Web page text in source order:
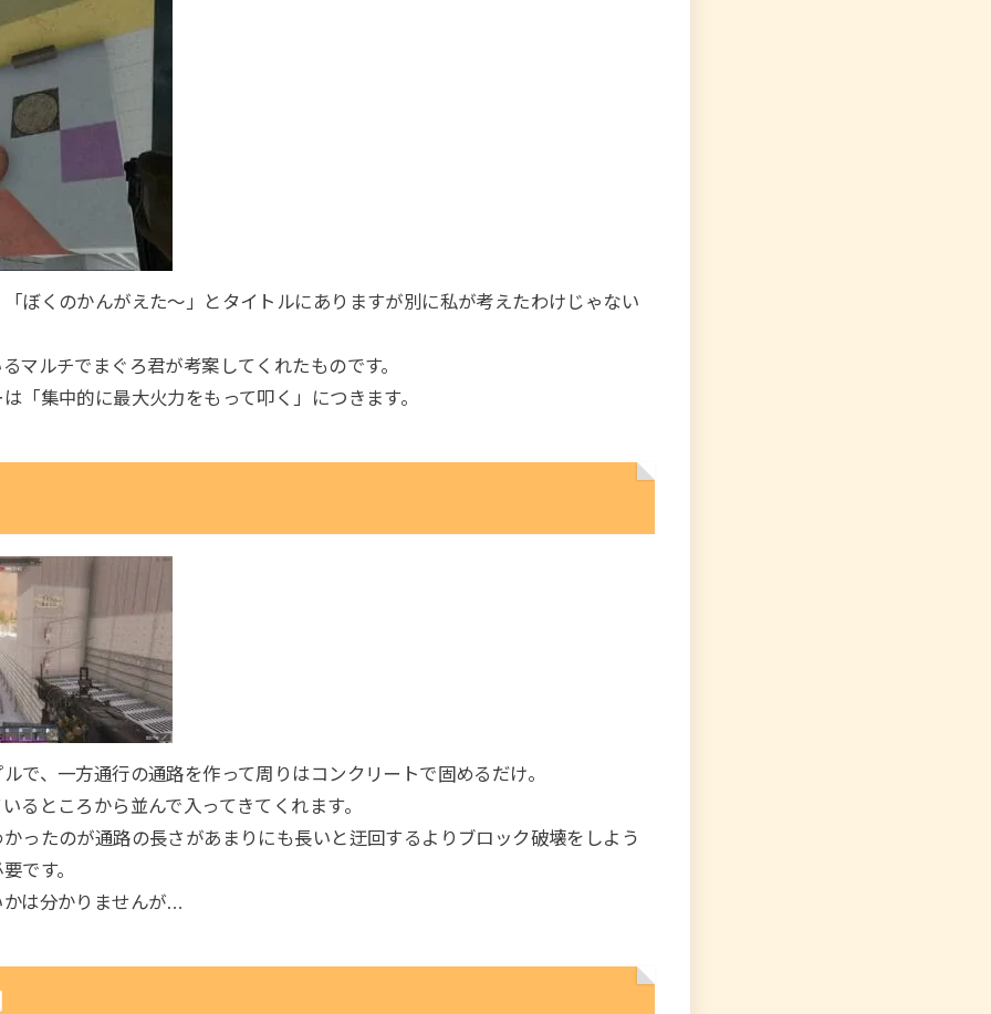
ぼくのかんがえた～」とタイトルにありますが別に私が考えたわけじゃない
マルチでまぐろ君が考案してくれたものです。
「集中的に最大火力をもって叩く」につきます。
で、一方通行の通路を作って周りはコンクリートで固めるだけ。
るところから並んで入ってきてくれます。
ったのが通路の長さがあまりにも長いと迂回するよりブロック破壊をしよう
です。
は分かりませんが…